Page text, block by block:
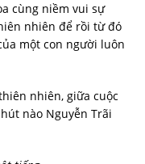
cùng niềm vui sự
nhiên để rồi từ đó
một con người luôn
nhiên, giữa cuộc
nào Nguyễn Trãi